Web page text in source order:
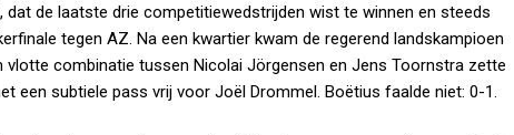
de laatste drie competitiewedstrijden wist te winnen en steeds
tegen AZ. Na een kwartier kwam de regerend landskampioen
vlotte combinatie tussen Nicolai Jörgensen en Jens Toornstra zette
een subtiele pass vrij voor Joël Drommel. Boëtius faalde niet: 0-1.